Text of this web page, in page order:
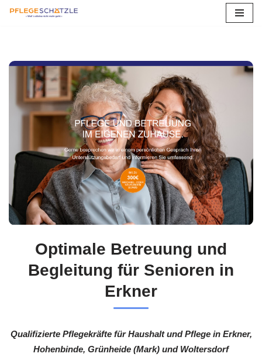
springen
Optimale Betreuung und
Begleitung für Senioren in
Erkner
Qualifizierte Pflegekräfte für Haushalt und Pflege in Erkner,
Hohenbinde, Grünheide (Mark) und Woltersdorf